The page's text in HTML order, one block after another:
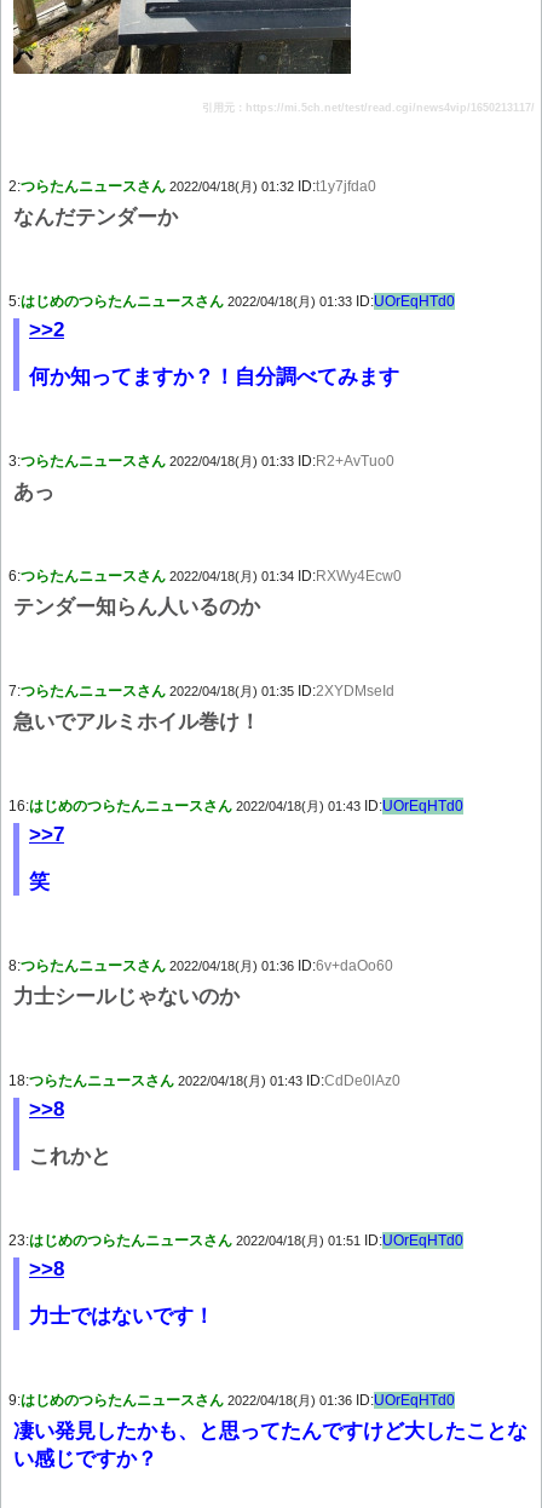
引用元：https://mi.5ch.net/test/read.cgi/news4vip/1650213117/
2:つらたんニュースさん 2022/04/18(月) 01:32 ID:t1y7jfda0
なんだテンダーか
5:はじめのつらたんニュースさん 2022/04/18(月) 01:33 ID:UOrEqHTd0
>>2
何か知ってますか？！自分調べてみます
3:つらたんニュースさん 2022/04/18(月) 01:33 ID:R2+AvTuo0
あっ
6:つらたんニュースさん 2022/04/18(月) 01:34 ID:RXWy4Ecw0
テンダー知らん人いるのか
7:つらたんニュースさん 2022/04/18(月) 01:35 ID:2XYDMseId
急いでアルミホイル巻け！
16:はじめのつらたんニュースさん 2022/04/18(月) 01:43 ID:UOrEqHTd0
>>7
笑
8:つらたんニュースさん 2022/04/18(月) 01:36 ID:6v+daOo60
力士シールじゃないのか
18:つらたんニュースさん 2022/04/18(月) 01:43 ID:CdDe0lAz0
>>8
これかと
23:はじめのつらたんニュースさん 2022/04/18(月) 01:51 ID:UOrEqHTd0
>>8
力士ではないです！
9:はじめのつらたんニュースさん 2022/04/18(月) 01:36 ID:UOrEqHTd0
凄い発見したかも、と思ってたんですけど大したことな
い感じですか？